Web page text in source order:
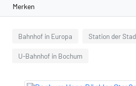
Merken
Bahnhof in Europa Station der
U-Bahnhof in Bochum